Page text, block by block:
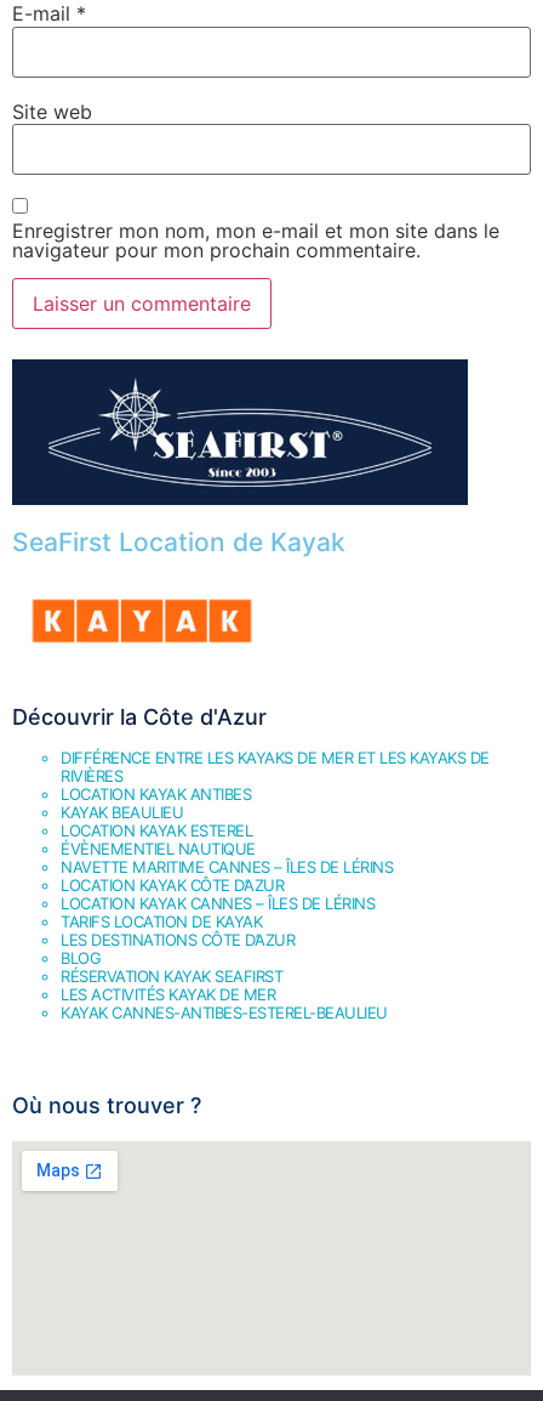
E-mail *
Site web
Enregistrer mon nom, mon e-mail et mon site dans le
navigateur pour mon prochain commentaire.
SeaFirst Location de Kayak
Découvrir la Côte d'Azur
DIFFÉRENCE ENTRE LES KAYAKS DE MER ET LES KAYAKS DE
RIVIÈRES
LOCATION KAYAK ANTIBES
KAYAK BEAULIEU
LOCATION KAYAK ESTEREL
ÉVÈNEMENTIEL NAUTIQUE
NAVETTE MARITIME CANNES – ÎLES DE LÉRINS
LOCATION KAYAK CÔTE D’AZUR
LOCATION KAYAK CANNES – ÎLES DE LÉRINS
TARIFS LOCATION DE KAYAK
LES DESTINATIONS CÔTE D’AZUR
BLOG
RÉSERVATION KAYAK SEAFIRST
LES ACTIVITÉS KAYAK DE MER
KAYAK CANNES-ANTIBES-ESTEREL-BEAULIEU
Où nous trouver ?